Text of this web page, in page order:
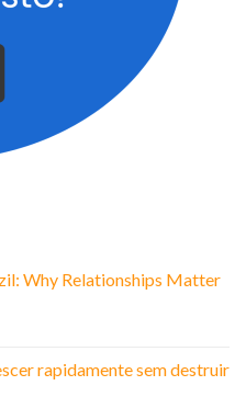
Why Relationships Matter
rapidamente sem destruir